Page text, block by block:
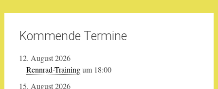
Kommende Termine
12. August 2026
Rennrad-Trainingum 18:00
15. August 2026